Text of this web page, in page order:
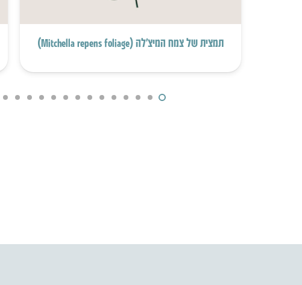
תמצית של צמח המיצ’לה (Mitchella repens foliage)